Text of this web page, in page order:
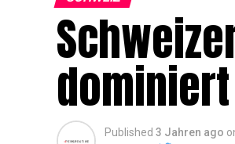
Published 3 Jahren ago